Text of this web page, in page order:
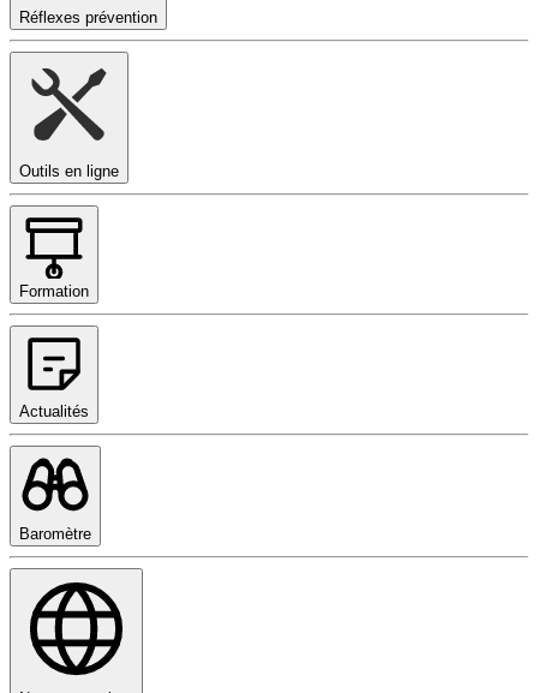
Réflexes prévention
Outils en ligne
Formation
Actualités
Baromètre